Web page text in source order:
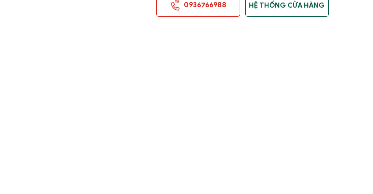
0936766988 HỆ THỐNG CỬA HÀNG